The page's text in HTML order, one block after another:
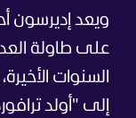
ويعد إديرسون
على طاولة
السنوات
إلى "أولد